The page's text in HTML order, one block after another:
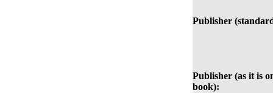
Publisher
Publisher (as it is
book):